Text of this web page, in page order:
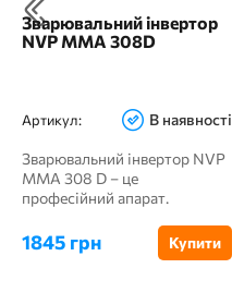
Зварювальний інвертор
NVP MMA 308D
Артикул: В наявності
Зварювальний інвертор NVP
MMA 308 D – це
професійний апарат.
модель. В...
1845 грн Купити